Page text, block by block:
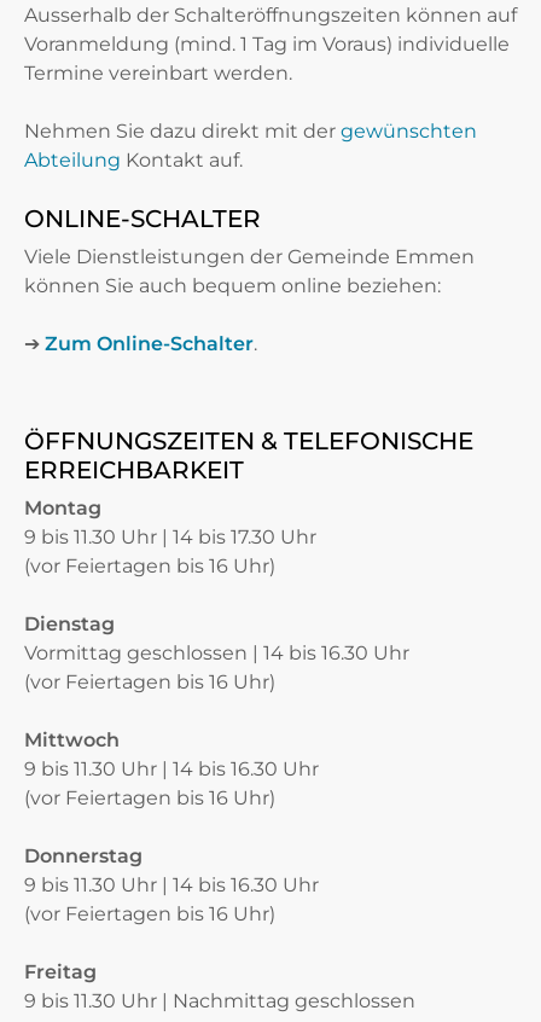
Ausserhalb der Schalteröffnungszeiten können auf
Voranmeldung (mind. 1 Tag im Voraus) individuelle
Termine vereinbart werden.
Nehmen Sie dazu direkt mit der gewünschten
Abteilung Kontakt auf.
ONLINE-SCHALTER
Viele Dienstleistungen der Gemeinde Emmen
können Sie auch bequem online beziehen:
➔ Zum Online-Schalter.
ÖFFNUNGSZEITEN & TELEFONISCHE
ERREICHBARKEIT
Montag
9 bis 11.30 Uhr | 14 bis 17.30 Uhr
(vor Feiertagen bis 16 Uhr)
Dienstag
Vormittag geschlossen | 14 bis 16.30 Uhr
(vor Feiertagen bis 16 Uhr)
Mittwoch
9 bis 11.30 Uhr | 14 bis 16.30 Uhr
(vor Feiertagen bis 16 Uhr)
Donnerstag
9 bis 11.30 Uhr | 14 bis 16.30 Uhr
(vor Feiertagen bis 16 Uhr)
Freitag
9 bis 11.30 Uhr | Nachmittag geschlossen